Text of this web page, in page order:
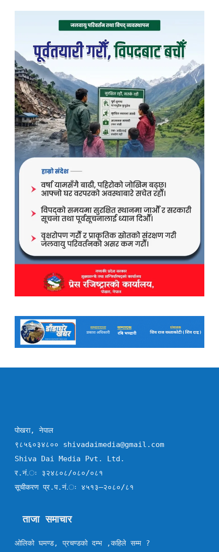
पोखरा, नेपाल
९८५६०३४८०० shivadaimedia@gmail.com
Shiva Dai Media Pvt. Ltd.
र.नं.ः ३२४८०८/०८०/०८१
सूचीकरण प्र.प.नं.ः ४५१३–२०८०/८१
ताजा समाचार
ओलिको घमण्ड, प्रचण्डको दम्भ ,कहिले सम्म ?